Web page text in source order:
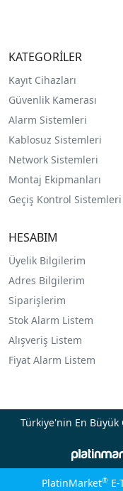
KATEGORİLER
Kayıt Cihazları
Güvenlik Kamerası
Alarm Sistemleri
Kablosuz Sistemleri
Network Sistemleri
Montaj Ekipmanları
Geçiş Kontrol Sistemleri
HESABIM
Üyelik Bilgilerim
Adres Bilgilerim
Siparişlerim
Stok Alarm Listem
Alışveriş Listem
Fiyat Alarm Listem
Türkiye'nin En
PlatinMarket®E-